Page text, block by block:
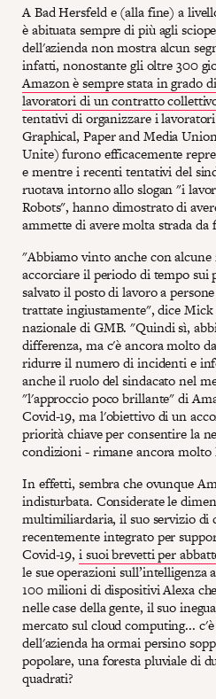
A Bad Hersfeld e (alla fine) a
è abituata sempre di più agli
dell'azienda non mostra alcun
infatti, nonostante gli oltre 300
Amazon è sempre stata in grado
lavoratori di un contratto
tentativi di organizzare i
Graphical, Paper and Media
Unite) furono efficacemente
e mentre i recenti tentativi del
ruotava intorno allo slogan "i
Robots", hanno dimostrato di
ammette di avere molta strada da
"Abbiamo vinto anche con
accorciare il periodo di tempo sui
salvato il posto di lavoro a
trattate ingiustamente", dice
nazionale di GMB. "Quindi sì,
differenza, ma c'è ancora molto
ridurre il numero di incidenti e
anche il ruolo del sindacato nel
"l'approccio poco brillante" di
Covid-19, ma l'obiettivo di un
priorità chiave per consentire la
condizioni - rimane ancora molto
In effetti, sembra che ovunque
indisturbata. Considerate le
multimiliardaria, il suo servizio di
recentemente integrato per
Covid-19,i suoi brevetti per
le sue operazioni sull’intelligenza
100 milioni di dispositivi Alexa
nelle case della gente, il suo
mercato sul cloud computing...
dell'azienda ha ormai persino
popolare, una foresta pluviale di
quadrati?